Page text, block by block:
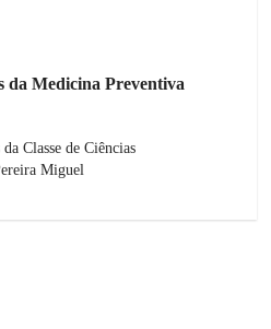
da Medicina Preventiva
Classe de Ciências
Miguel